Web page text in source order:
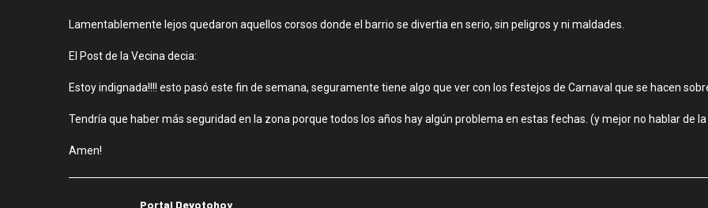
Lamentablemente lejos quedaron aquellos corsos donde el barrio se divertia en serio, sin peligros y ni maldades.
El Post de la Vecina decia:
Estoy indignada!!!! esto pasó este fin de semana, seguramente tiene algo que ver con los festejos de Carnaval que se hacen
Tendría que haber más seguridad en la zona porque todos los años hay algún problema en estas fechas. (y mejor no hablar de
Amen!
Portal Devotohoy